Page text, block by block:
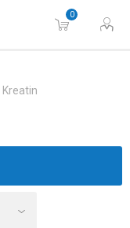
0
Kreatin